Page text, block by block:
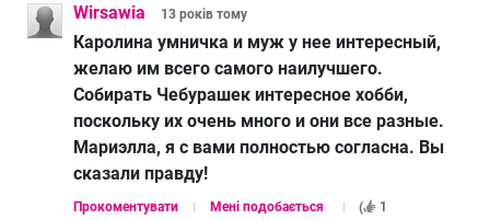
Wirsawia 13 років тому
Каролина умничка и муж у нее интересный,
желаю им всего самого наилучшего.
Собирать Чебурашек интересное хобби,
поскольку их очень много и они все разные.
Мариэлла, я с вами полностью согласна. Вы
сказали правду!
Прокоментувати Мені подобається ( 1